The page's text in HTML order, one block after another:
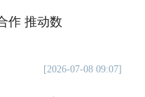
作 推动数
[2026-07-08 09:07]